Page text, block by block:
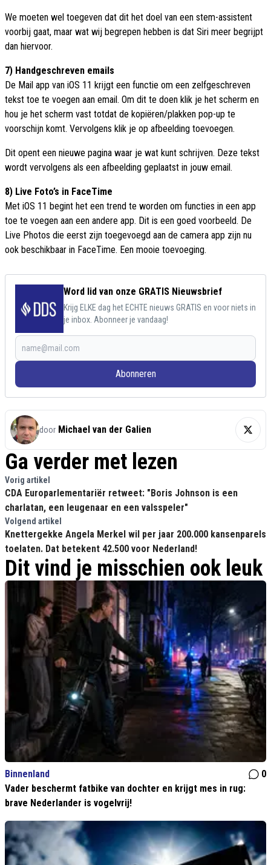
We moeten wel toegeven dat dit het doel van een stem-assistent
voorbij gaat, maar wat wij begrepen hebben is dat Siri meer begrijpt
dan hiervoor.
7) Handgeschreven emails
De Mail app van iOS 11 krijgt een functie om een zelfgeschreven
tekst toe te voegen aan email. Om dit te doen klik je het scherm en
hou je het scherm vast totdat de kopiëren/plakken pop-up te
voorschijn komt. Vervolgens klik je op afbeelding toevoegen.
Dit opent een nieuwe pagina waar je wat kunt schrijven. Deze tekst
wordt vervolgens als een afbeelding geplaatst in jouw email.
8) Live Foto’s in FaceTime
Met iOS 11 begint het een trend te worden om functies in een app
toe te voegen aan een andere app. Dit is een goed voorbeeld. De
Live Photos die eerst zijn toegevoegd aan de camera app zijn nu
ook beschikbaar in FaceTime. Een mooie toevoeging.
Word lid van onze GRATIS Nieuwsbrief
Krijg ELKE dag het ECHTE nieuws GRATIS en voor niets in
je inbox. Abonneer je vandaag!
Abonneren
door Michael van der Galien
Ga verder met lezen
Vorig artikel
CDA Europarlementariër retweet: "Boris Johnson is een
charlatan, een leugenaar en een valsspeler"
Volgend artikel
Knettergekke Angela Merkel wil per jaar 200.000 kansenparels
toelaten. Dat betekent 42.500 voor Nederland!
Dit vind je misschien ook leuk
Binnenland
0
Vader beschermt fatbike van dochter en krijgt mes in rug:
brave Nederlander is vogelvrij!